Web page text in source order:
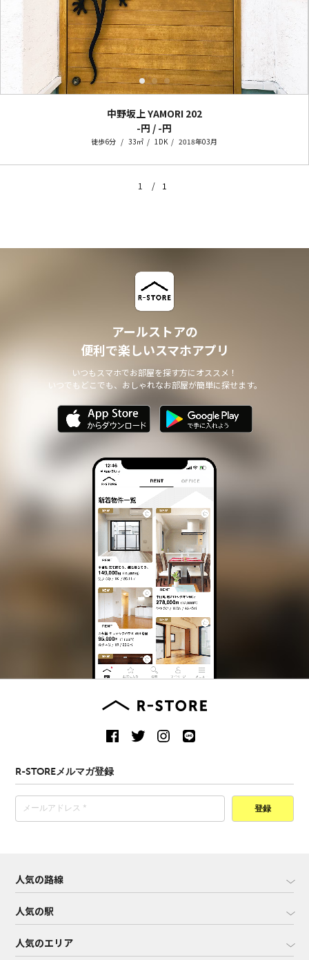
中野坂上 YAMORI 202
-円 / -円
徒歩6分 33㎡ 1DK 2018年03月
1 1
アールストアの
便利で楽しいスマホアプリ
いつもスマホでお部屋を探す方にオススメ！
いつでもどこでも、おしゃれなお部屋が簡単に探せます。
R-STOREメルマガ登録
登録
人気の路線
人気の駅
人気のエリア